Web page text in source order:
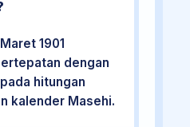
1901
dengan
pada hitungan
kalender Masehi.